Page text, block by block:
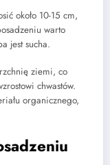
około 10-15 cm,
warto
jest sucha.
ziemi, co
chwastów.
organicznego,